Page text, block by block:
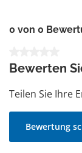
0 von 0
Bewerten
Teilen Sie Ihre
Bewertung